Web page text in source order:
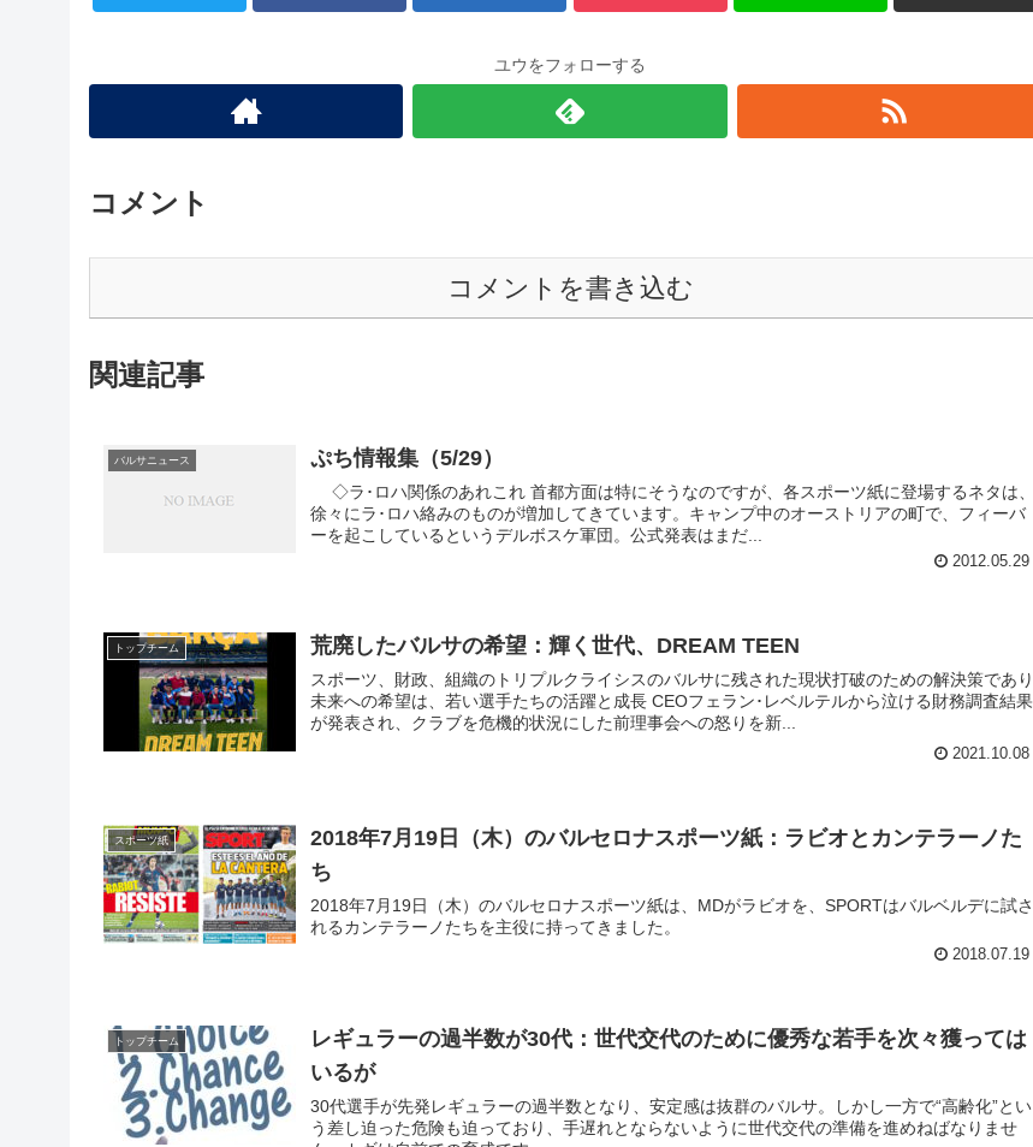
ユウをフォローする
コメント
コメントを書き込む
関連記事
バルサニュース ぷち情報集（5/29）
◇ラ･ロハ関係のあれこれ 首都方面は特にそうなのですが、各スポーツ紙に登場するネタは、
徐々にラ･ロハ絡みのものが増加してきています。キャンプ中のオーストリアの町で、フィーバ
ーを起こしているというデルボスケ軍団。公式発表はまだ...
2012.05.29
トップチーム 荒廃したバルサの希望：輝く世代、DREAM TEEN
スポーツ、財政、組織のトリプルクライシスのバルサに残された現状打破のための解決策であり
未来への希望は、若い選手たちの活躍と成長 CEOフェラン･レベルテルから泣ける財務調査結果
が発表され、クラブを危機的状況にした前理事会への怒りを新...
2021.10.08
スポーツ紙
2018年7月19日（木）のバルセロナスポーツ紙：ラビオとカンテラーノた
ち
2018年7月19日（木）のバルセロナスポーツ紙は、MDがラビオを、SPORTはバルベルデに試さ
れるカンテラーノたちを主役に持ってきました。
2018.07.19
トップチーム
レギュラーの過半数が30代：世代交代のために優秀な若手を次々獲っては
いるが
30代選手が先発レギュラーの過半数となり、安定感は抜群のバルサ。しかし一方で“高齢化”とい
う差し迫った危険も迫っており、手遅れとならないように世代交代の準備を進めねばなりませ